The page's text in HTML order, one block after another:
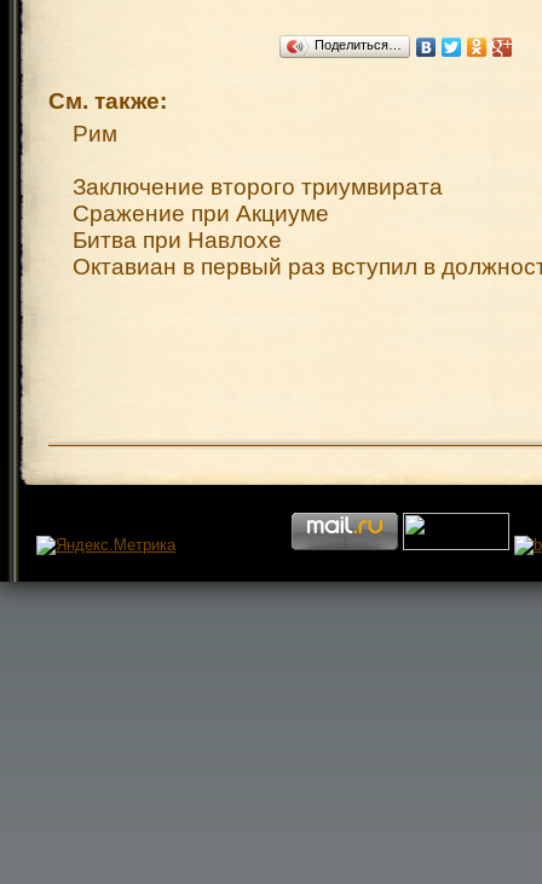
Поделиться…
См. также:
Рим
Заключение второго триумвирата
Сражение при Акциуме
Битва при Навлохе
Октавиан в первый раз вступил в